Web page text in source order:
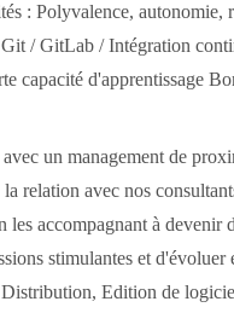
: Polyvalence,
/ GitLab / Intégration
capacité d'apprentissage
un management de
relation avec nos
accompagnant à
stimulantes et
Edition de